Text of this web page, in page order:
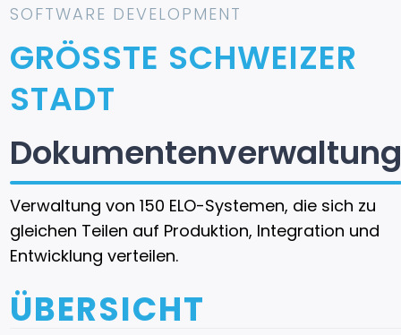
SOFTWARE DEVELOPMENT
GRÖSSTE SCHWEIZER
STADT
Dokumentenverwaltung
Verwaltung von 150 ELO-Systemen, die sich zu
gleichen Teilen auf Produktion, Integration und
Entwicklung verteilen.
ÜBERSICHT